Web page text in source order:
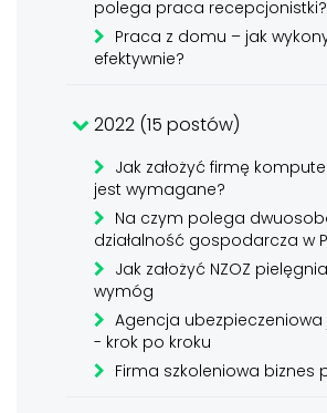
polega praca recepcjonistki?
Praca z domu – jak
efektywnie?
2022 (15 postów)
Jak założyć firmę
jest wymagane?
Na czym polega
działalność gospodarcza w
Jak założyć NZOZ
wymóg
Agencja
- krok po kroku
Firma szkoleniowa biznes